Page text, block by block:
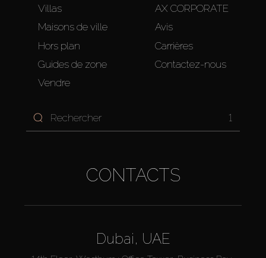
Villas
Maisons de ville
Hors plan
Guides de zone
Vendre
AX CORPORATE
Avis
Carrières
Contactez-nous
1
CONTACTS
Dubai, UAE